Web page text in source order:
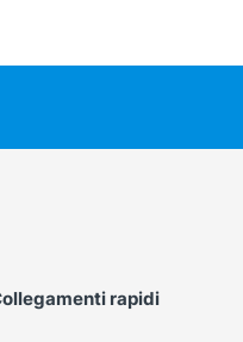
rapidi